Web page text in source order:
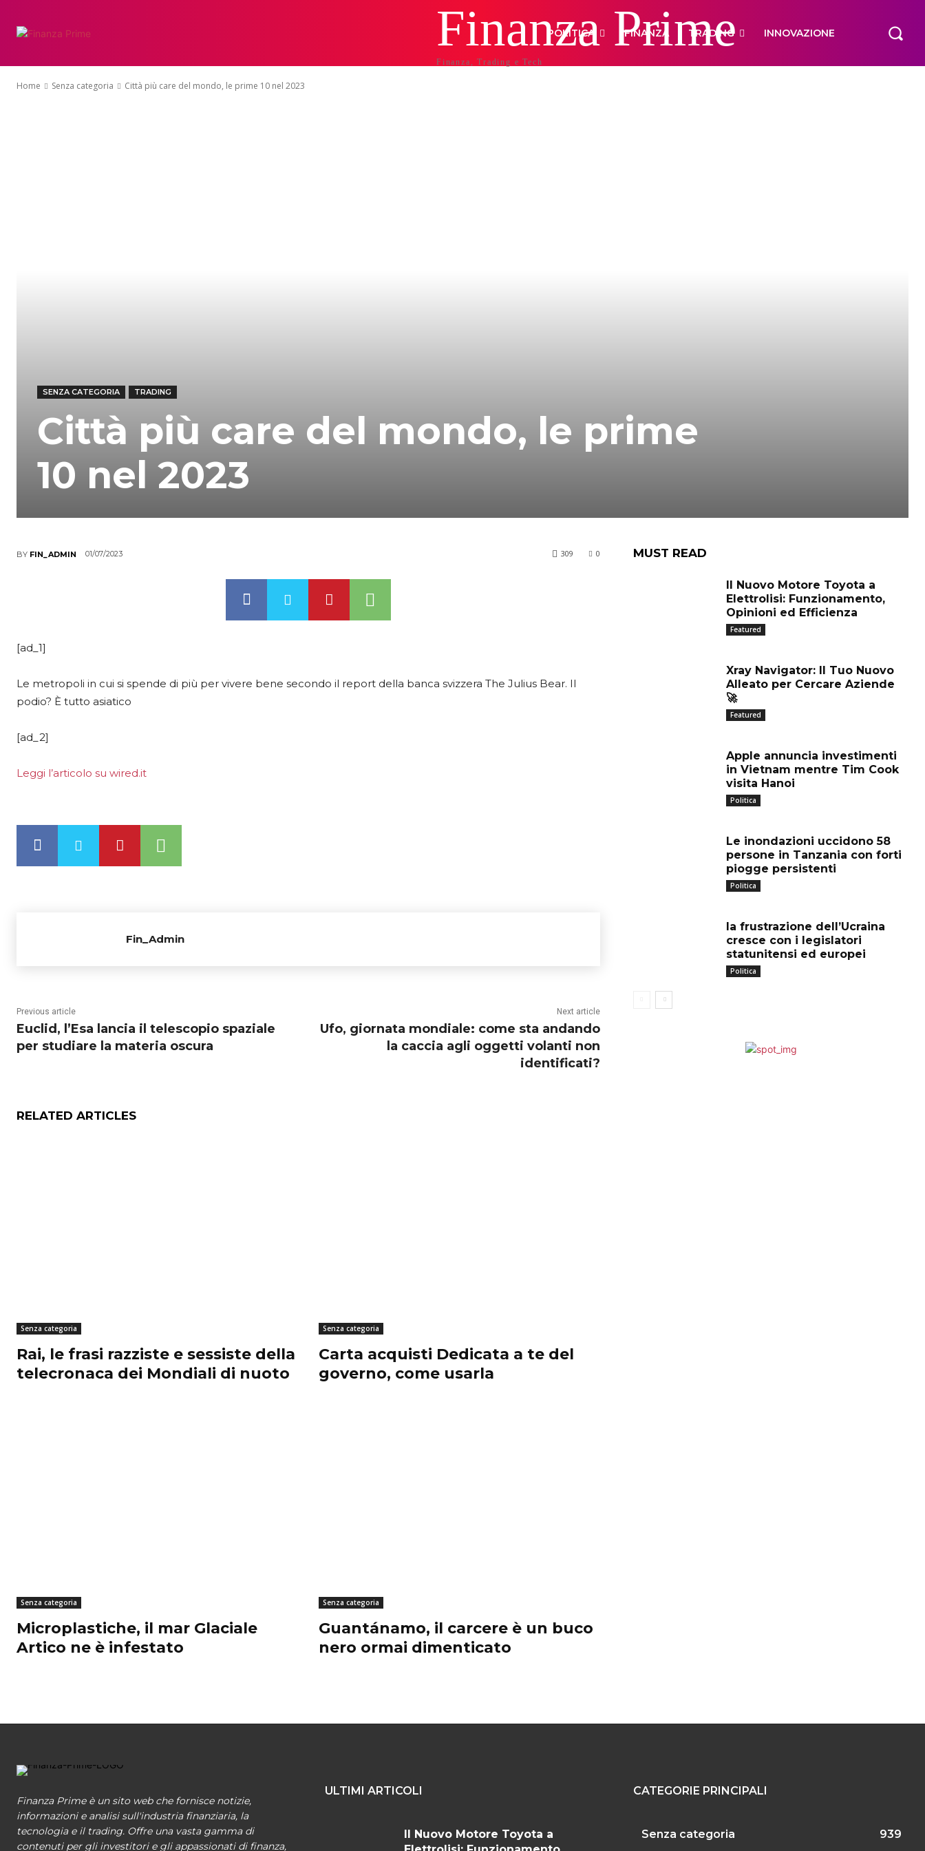
Finanza Prime
Finanza, Trading e Tech
POLITICA FINANZA TRADING INNOVAZIONE
Home Senza categoria Città più care del mondo, le prime 10 nel 2023
SENZA CATEGORIA TRADING
Città più care del mondo, le prime
10 nel 2023
BY FIN_ADMIN 01/07/2023 0
309
[ad_1]
Le metropoli in cui si spende di più per vivere bene secondo il report della banca svizzera The Julius Bear. Il
podio? È tutto asiatico
[ad_2]
Leggi l’articolo su wired.it
Fin_Admin
Previous article
Euclid, l’Esa lancia il telescopio spaziale
per studiare la materia oscura
Next article
Ufo, giornata mondiale: come sta andando
la caccia agli oggetti volanti non
identificati?
RELATED ARTICLES
Senza categoria
Rai, le frasi razziste e sessiste della
telecronaca dei Mondiali di nuoto
Senza categoria
Carta acquisti Dedicata a te del
governo, come usarla
Senza categoria
Microplastiche, il mar Glaciale
Artico ne è infestato
Senza categoria
Guantánamo, il carcere è un buco
nero ormai dimenticato
MUST READ
Il Nuovo Motore Toyota a
Elettrolisi: Funzionamento,
Opinioni ed Efficienza
Featured
Xray Navigator: Il Tuo Nuovo
Alleato per Cercare Aziende
🚀
Featured
Apple annuncia investimenti
in Vietnam mentre Tim Cook
visita Hanoi
Politica
Le inondazioni uccidono 58
persone in Tanzania con forti
piogge persistenti
Politica
la frustrazione dell’Ucraina
cresce con i legislatori
statunitensi ed europei
Politica
Finanza Prime è un sito web che fornisce notizie,
informazioni e analisi sull'industria finanziaria, la
tecnologia e il trading. Offre una vasta gamma di
contenuti per gli investitori e gli appassionati di finanza,
ULTIMI ARTICOLI
Il Nuovo Motore Toyota a
CATEGORIE PRINCIPALI
Senza categoria 939